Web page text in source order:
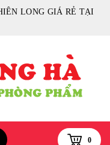
LONG GIÁ RẺ TẠI
0